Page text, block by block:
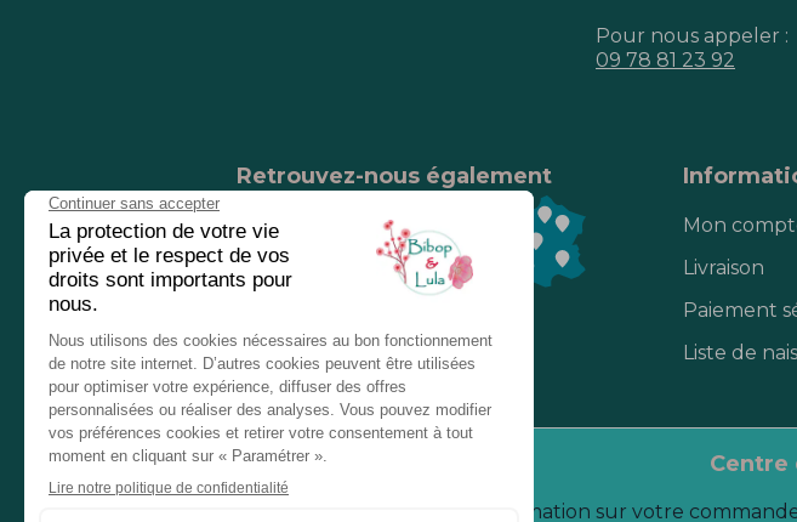
Pour nous appeler :
09 78 81 23 92
Retrouvez-nous également
Nos magasins
Chez nos revendeurs
Mon
Livraison
Paiement
Liste de
Information sur votre